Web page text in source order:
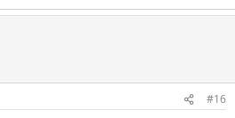
#16